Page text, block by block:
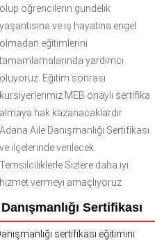
olup öğrencilerin gündelik
yaşantısına ve iş hayatına engel
olmadan eğitimlerini
tamamlamalarında yardımcı
oluyoruz. Eğitim sonrası
kursiyerlerimiz MEB onaylı sertifika
almaya hak kazanacaklardır.
Adana Aile Danışmanlığı Sertifikası
ve ilçelerinde verilecek
Temsilciliklerle Sizlere daha iyi
hizmet vermeyi amaçlıyoruz
Sertifikası
sertifikası eğitimini